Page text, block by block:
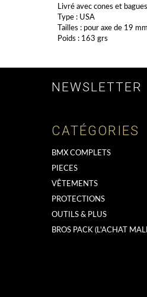
Livré avec cones et
Type : USA
Tailles : pour axe de 19 mm
Poids : 163 grs
NEWSLETTER
CATÉGORIES
BMX COMPLETS
PIECES
VÊTEMENTS
PROTECTIONS
OUTILS & PLUS
BROS PACK (L'ACHAT